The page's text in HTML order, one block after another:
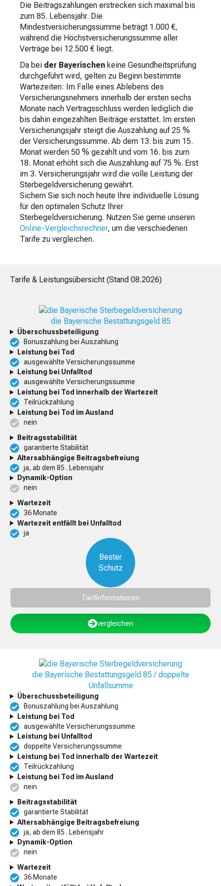
Die Beitragszahlungen erstrecken sich maximal bis
zum 85. Lebensjahr. Die
Mindestversicherungssumme beträgt 1.000 €,
während die Höchstversicherungssumme aller
Verträge bei 12.500 € liegt.
Da bei der Bayerischen keine Gesundheitsprüfung
durchgeführt wird, gelten zu Beginn bestimmte
Wartezeiten: Im Falle eines Ablebens des
Versicherungsnehmers innerhalb der ersten sechs
Monate nach Vertragsschluss werden lediglich die
bis dahin eingezahlten Beiträge erstattet. Im ersten
Versicherungsjahr steigt die Auszahlung auf 25 %
der Versicherungssumme. Ab dem 13. bis zum 15.
Monat werden 50 % gezahlt und vom 16. bis zum
18. Monat erhöht sich die Auszahlung auf 75 %. Erst
im 3. Versicherungsjahr wird die volle Leistung der
Sterbegeldversicherung gewährt.
Sichern Sie sich noch heute Ihre individuelle Lösung
für den optimalen Schutz Ihrer
Sterbegeldversicherung. Nutzen Sie gerne unseren
Online-Vergleichsrechner, um die verschiedenen
Tarife zu vergleichen.
Tarife & Leistungsübersicht (Stand 08.2026)
die Bayerische Bestattungsgeld 85
Überschussbeteiligung
Bonuszahlung bei Auszahlung
Leistung bei Tod
ausgewählte Versicherungssumme
Leistung bei Unfalltod
ausgewählte Versicherungssumme
Leistung bei Tod innerhalb der Wartezeit
Teilrückzahlung
Leistung bei Tod im Ausland
nein
Beitragsstabilität
garantierte Stabilität
Altersabhängige Beitragsbefreiung
ja, ab dem 85 . Lebensjahr
Dynamik-Option
nein
Wartezeit
36 Monate
Wartezeit entfällt bei Unfalltod
ja
Bester
Schutz
Tarifinformationen
vergleichen
die Bayerische Bestattungsgeld 85 / doppelte
Unfallsumme
Überschussbeteiligung
Bonuszahlung bei Auszahlung
Leistung bei Tod
ausgewählte Versicherungssumme
Leistung bei Unfalltod
doppelte Versicherungssumme
Leistung bei Tod innerhalb der Wartezeit
Teilrückzahlung
Leistung bei Tod im Ausland
nein
Beitragsstabilität
garantierte Stabilität
Altersabhängige Beitragsbefreiung
ja, ab dem 85 . Lebensjahr
Dynamik-Option
nein
Wartezeit
36 Monate